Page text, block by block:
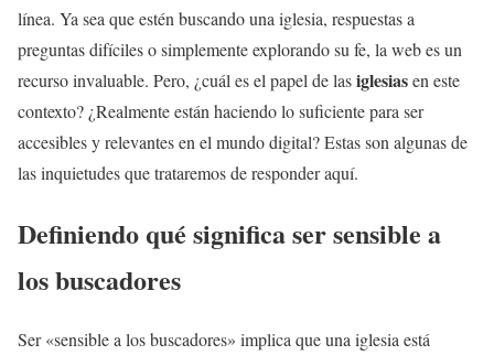
línea. Ya sea que estén buscando una iglesia, respuestas a
preguntas difíciles o simplemente explorando su fe, la web es un
recurso invaluable. Pero, ¿cuál es el papel de lasiglesiasen este
contexto? ¿Realmente están haciendo lo suficiente para ser
accesibles y relevantes en el mundo digital? Estas son algunas de
las inquietudes que trataremos de responder aquí.
Definiendo qué significa ser sensible a
los buscadores
Ser «sensible a los buscadores» implica que una iglesia está